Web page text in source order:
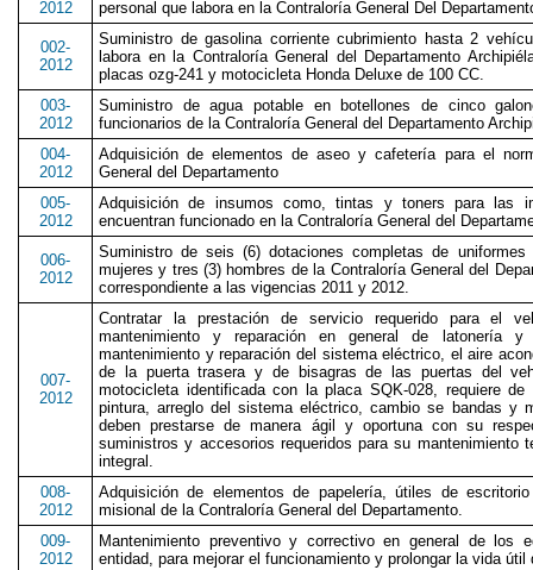
2012 personal que labora en la Contraloría General Del
002-
2012
Suministro de gasolina corriente cubrimiento hasta 2
labora en la Contraloría General del Departamento
placas ozg-241 y motocicleta Honda Deluxe de 100 CC.
003-
2012
Suministro de agua potable en botellones de cinco
funcionarios de la Contraloría General del Departamento
004-
2012
Adquisición de elementos de aseo y cafetería para el
General del Departamento
005-
2012
Adquisición de insumos como, tintas y toners para las
encuentran funcionado en la Contraloría General del
006-
2012
Suministro de seis (6) dotaciones completas de
mujeres y tres (3) hombres de la Contraloría General del
correspondiente a las vigencias 2011 y 2012.
007-
2012
Contratar la prestación de servicio requerido para el
mantenimiento y reparación en general de latonería
mantenimiento y reparación del sistema eléctrico, el aire
de la puerta trasera y de bisagras de las puertas del
motocicleta identificada con la placa SQK-028, requiere
pintura, arreglo del sistema eléctrico, cambio se bandas y
deben prestarse de manera ágil y oportuna con su
suministros y accesorios requeridos para su mantenimiento
integral.
008-
2012
Adquisición de elementos de papelería, útiles de
misional de la Contraloría General del Departamento.
009-
2012
Mantenimiento preventivo y correctivo en general de los
entidad, para mejorar el funcionamiento y prolongar la vida